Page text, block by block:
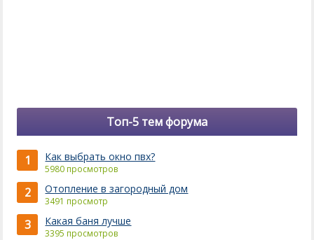
Топ-5 тем форума
1 Как выбрать окно пвх?
5980 просмотров
2 Отопление в загородный дом
3491 просмотр
3 Какая баня лучше
3395 просмотров